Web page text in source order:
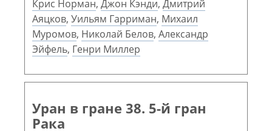
Крис Норман, Джон Кэнди, Дмитрий
Аяцков, Уильям Гарриман, Михаил
Муромов, Николай Белов, Александр
Эйфель, Генри Миллер
Уран в гране 38. 5-й гран
Рака